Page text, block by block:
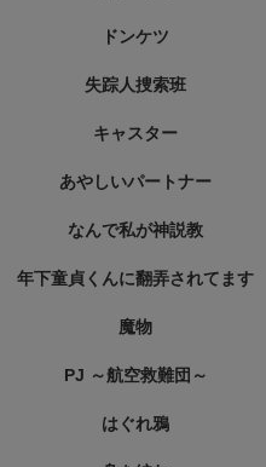
ドンケツ
失踪人捜索班
キャスター
あやしいパートナー
なんで私が神説教
年下童貞くんに翻弄されてます
魔物
PJ ～航空救難団～
はぐれ鴉